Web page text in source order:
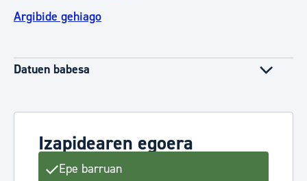
Argibide gehiago
Datuen babesa
Izapidearen egoera
Epe barruan